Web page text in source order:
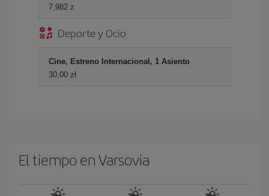
7,982 z
Deporte y Ocio
Cine, Estreno Internacional, 1 Asiento
30,00 zł
El tiempo en Varsovia